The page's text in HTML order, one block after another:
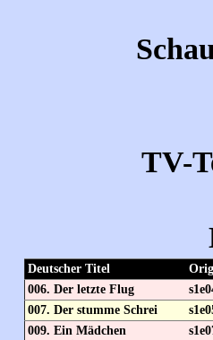
TV-
Deutscher Titel
006. Der letzte Flug
007. Der stumme Schrei
009. Ein Mädchen